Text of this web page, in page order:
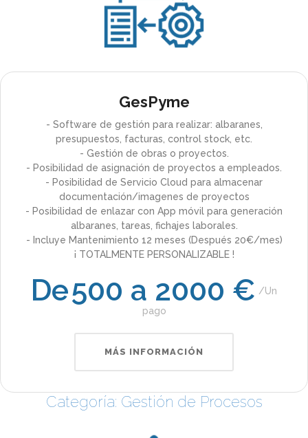
GesPyme
- Software de gestión para realizar: albaranes,
presupuestos, facturas, control stock, etc.
- Gestión de obras o proyectos.
- Posibilidad de asignación de proyectos a empleados.
- Posibilidad de Servicio Cloud para almacenar
documentación/imagenes de proyectos
- Posibilidad de enlazar con App móvil para generación
albaranes, tareas, fichajes laborales.
- Incluye Mantenimiento 12 meses (Después 20€/mes)
¡ TOTALMENTE PERSONALIZABLE !
De500 a 2000 €
Un
pago
MÁS INFORMACIÓN
Categoría: Gestión de Procesos